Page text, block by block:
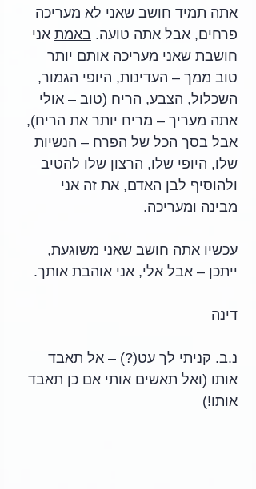
אתה תמיד חושב שאני לא מעריכה
פרחים, אבל אתה טועה. באמת אני
חושבת שאני מעריכה אותם יותר
טוב ממך – העדינות, היופי הגמור,
השכלול, הצבע, הריח (טוב – אולי
אתה מעריך – מריח יותר את הריח),
אבל בסך הכל של הפרח – הנשיות
שלו, היופי שלו, הרצון שלו להטיב
ולהוסיף לבן האדם, את זה אני
מבינה ומעריכה.
עכשיו אתה חושב שאני משוגעת,
ייתכן – אבל אלי, אני אוהבת אותך.
דינה
נ.ב. קניתי לך עט(?) – אל תאבד
אותו (ואל תאשים אותי אם כן תאבד
אותו!)